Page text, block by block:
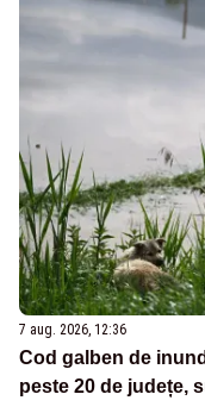
7 aug. 2026, 12:36
Cod galben de
peste 20 de județe,